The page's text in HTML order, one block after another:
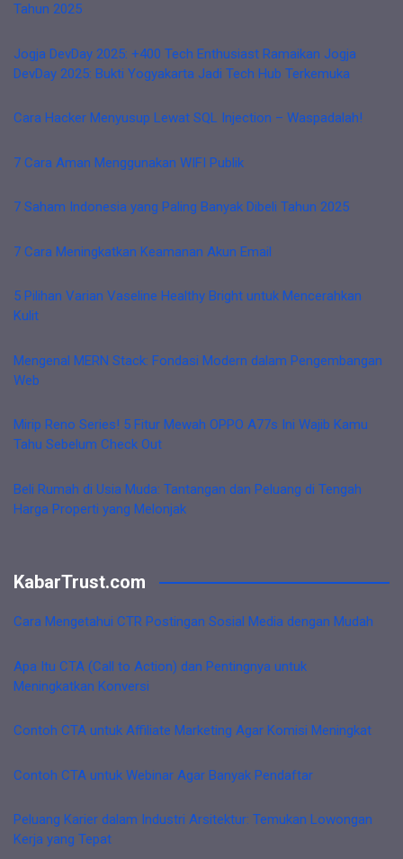
Tahun 2025
Jogja DevDay 2025: +400 Tech Enthusiast Ramaikan Jogja
DevDay 2025: Bukti Yogyakarta Jadi Tech Hub Terkemuka
Cara Hacker Menyusup Lewat SQL Injection – Waspadalah!
7 Cara Aman Menggunakan WIFI Publik
7 Saham Indonesia yang Paling Banyak Dibeli Tahun 2025
7 Cara Meningkatkan Keamanan Akun Email
5 Pilihan Varian Vaseline Healthy Bright untuk Mencerahkan
Kulit
Mengenal MERN Stack: Fondasi Modern dalam Pengembangan
Web
Mirip Reno Series! 5 Fitur Mewah OPPO A77s Ini Wajib Kamu
Tahu Sebelum Check Out
Beli Rumah di Usia Muda: Tantangan dan Peluang di Tengah
Harga Properti yang Melonjak
KabarTrust.com
Cara Mengetahui CTR Postingan Sosial Media dengan Mudah
Apa Itu CTA (Call to Action) dan Pentingnya untuk
Meningkatkan Konversi
Contoh CTA untuk Affiliate Marketing Agar Komisi Meningkat
Contoh CTA untuk Webinar Agar Banyak Pendaftar
Peluang Karier dalam Industri Arsitektur: Temukan Lowongan
Kerja yang Tepat